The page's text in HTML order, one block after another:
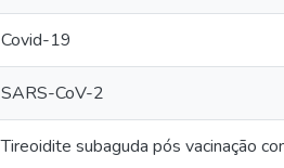
Covid-19
SARS-CoV-2
Tireoidite subaguda pós vacinação